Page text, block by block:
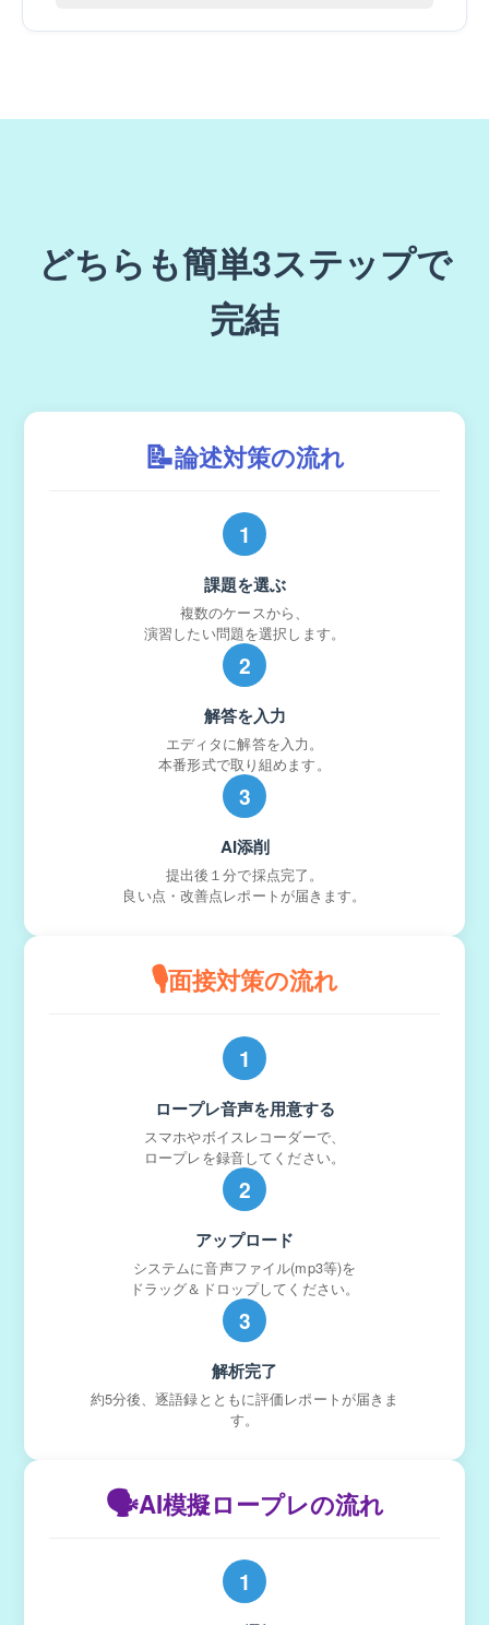
どちらも簡単3ステップで
完結
📝論述対策の流れ
1
課題を選ぶ
複数のケースから、
演習したい問題を選択します。
2
解答を入力
エディタに解答を入力。
本番形式で取り組めます。
3
AI添削
提出後１分で採点完了。
良い点・改善点レポートが届きます。
🎙️面接対策の流れ
1
ロープレ音声を用意する
スマホやボイスレコーダーで、
ロープレを録音してください。
2
アップロード
システムに音声ファイル(mp3等)を
ドラッグ＆ドロップしてください。
3
解析完了
約5分後、逐語録とともに評価レポートが届きま
す。
🗣️AI模擬ロープレの流れ
1